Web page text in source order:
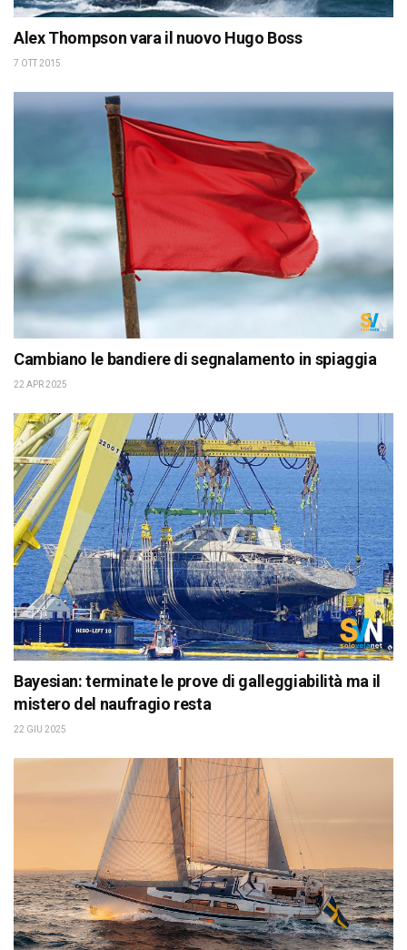
Alex Thompson vara il nuovo Hugo Boss
7 OTT 2015
Cambiano le bandiere di segnalamento in spiaggia
22 APR 2025
Bayesian: terminate le prove di galleggiabilità ma il
mistero del naufragio resta
22 GIU 2025